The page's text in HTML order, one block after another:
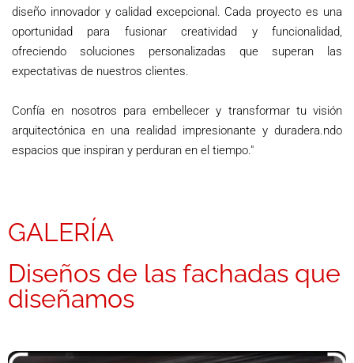
diseño innovador y calidad excepcional. Cada proyecto es una
oportunidad para fusionar creatividad y funcionalidad,
ofreciendo soluciones personalizadas que superan las
expectativas de nuestros clientes.
Confía en nosotros para embellecer y transformar tu visión
arquitectónica en una realidad impresionante y duradera.ndo
espacios que inspiran y perduran en el tiempo."
GALERÍA
Diseños de las fachadas que
diseñamos